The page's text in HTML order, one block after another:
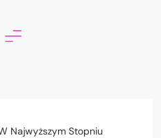
Najwyższym Stopniu